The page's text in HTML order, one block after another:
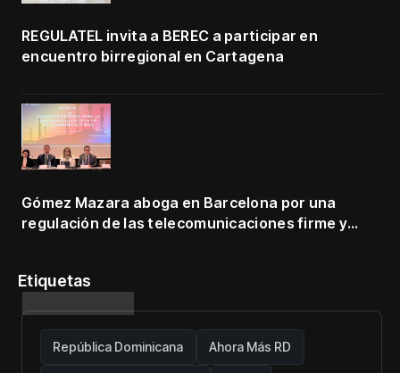
REGULATEL invita a BEREC a participar en
encuentro birregional en Cartagena
Gómez Mazara aboga en Barcelona por una
regulación de las telecomunicaciones firme y
Etiquetas
República Dominicana Ahora Más RD